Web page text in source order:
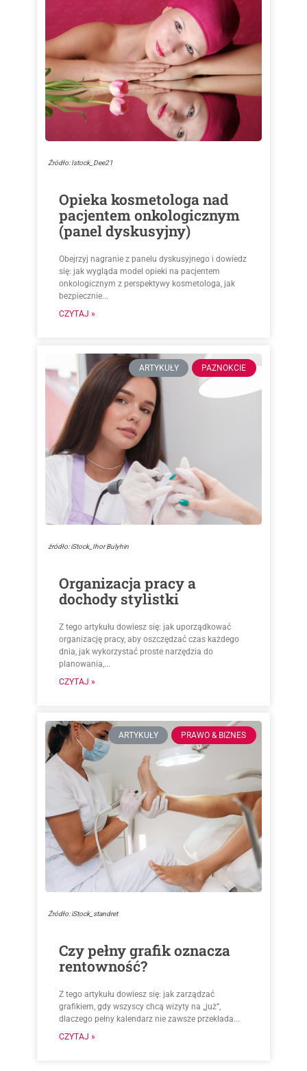
Źródło: Istock_Dee21
Opieka kosmetologa nad
pacjentem onkologicznym
(panel dyskusyjny)
Obejrzyj nagranie z panelu dyskusyjnego i dowiedz
się: jak wygląda model opieki na pacjentem
onkologicznym z perspektywy kosmetologa, jak
bezpiecznie...
CZYTAJ »
ARTYKUŁY PAZNOKCIE
źródło: iStock_Ihor Bulyhin
Organizacja pracy a
dochody stylistki
Z tego artykułu dowiesz się: jak uporządkować
organizację pracy, aby oszczędzać czas każdego
dnia, jak wykorzystać proste narzędzia do
planowania,...
CZYTAJ »
ARTYKUŁY PRAWO & BIZNES
Źródło: iStock_standret
Czy pełny grafik oznacza
rentowność?
Z tego artykułu dowiesz się: jak zarządzać
grafikiem, gdy wszyscy chcą wizyty na „już”,
dlaczego pełny kalendarz nie zawsze przekłada...
CZYTAJ »